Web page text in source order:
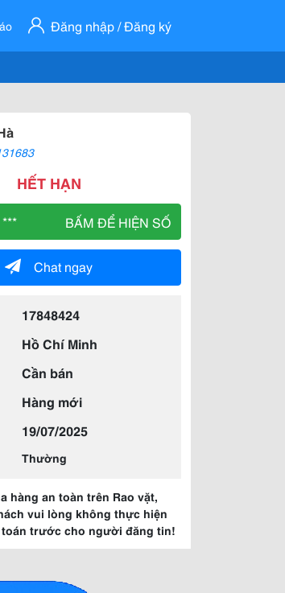
Đăng nhập / Đăng ký
HẾT HẠN
BẤM ĐỂ HIỆN SỐ
Chat ngay
17848424
Hồ Chí Minh
Cần bán
Hàng mới
19/07/2025
Thường
hàng an toàn trên Rao vặt,
vui lòng không thực hiện
trước cho người đăng tin!